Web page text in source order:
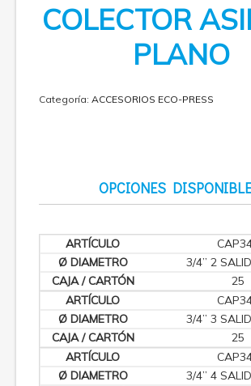
COLECTOR
PLANO
Categoría: ACCESORIOS ECO-PRESS
OPCIONES
3/4” 2
25
3/4” 3
25
3/4” 4